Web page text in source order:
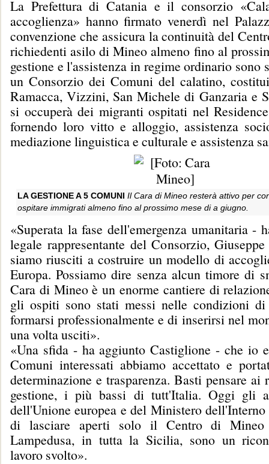
La Prefettura di Catania e il consorzio
accoglienza» hanno firmato venerdì nel
convenzione che assicura la continuità del
richiedenti asilo di Mineo almeno fino al
gestione e l'assistenza in regime ordinario sono
un Consorzio dei Comuni del calatino,
Ramacca, Vizzini, San Michele di Ganzaria e
si occuperà dei migranti ospitati nel
fornendo loro vitto e alloggio, assistenza
mediazione linguistica e culturale e assistenza
LA GESTIONE A 5 COMUNI
Il Cara di Mineo resterà attivo per
ospitare immigrati almeno fino al prossimo mese di a giugno.
«Superata la fase dell'emergenza umanitaria -
legale rappresentante del Consorzio,
siamo riusciti a costruire un modello di
Europa. Possiamo dire senza alcun timore di
Cara di Mineo è un enorme cantiere di
gli ospiti sono stati messi nelle condizioni
formarsi professionalmente e di inserirsi nel
una volta usciti».
«Una sfida - ha aggiunto Castiglione - che io
Comuni interessati abbiamo accettato e
determinazione e trasparenza. Basti pensare
gestione, i più bassi di tutt'Italia. Oggi gli
dell'Unione europea e del Ministero
di lasciare aperti solo il Centro di
Lampedusa, in tutta la Sicilia, sono un
lavoro svolto».